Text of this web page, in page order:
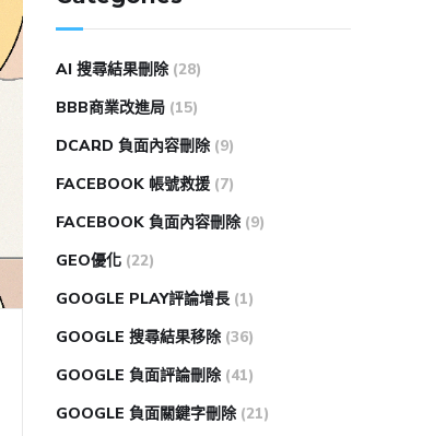
AI 搜尋結果刪除 (28)
BBB商業改進局 (15)
DCARD 負面內容刪除 (9)
FACEBOOK 帳號救援 (7)
FACEBOOK 負面內容刪除 (9)
GEO優化 (22)
GOOGLE PLAY評論增長 (1)
GOOGLE 搜尋結果移除 (36)
GOOGLE 負面評論刪除 (41)
GOOGLE 負面關鍵字刪除 (21)